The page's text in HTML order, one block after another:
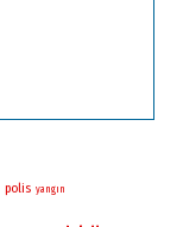
polis yangın